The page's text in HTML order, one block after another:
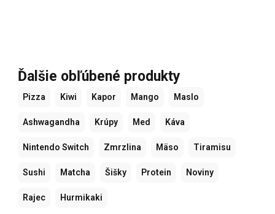
Ďalšie obľúbené produkty
Pizza Kiwi Kapor Mango Maslo
Ashwagandha Krúpy Med Káva
Nintendo Switch Zmrzlina Mäso Tiramisu
Sushi Matcha Šišky Protein Noviny
Rajec Hurmikaki